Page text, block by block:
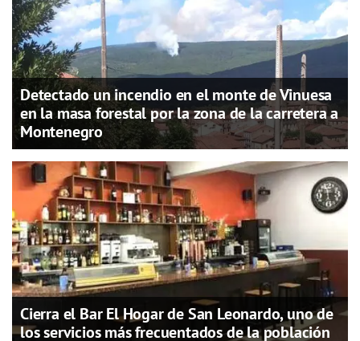
Detectado un incendio en el monte de Vinuesa
en la masa forestal por la zona de la carretera a
Montenegro
Cierra el Bar El Hogar de San Leonardo, uno de
los servicios más frecuentados de la población